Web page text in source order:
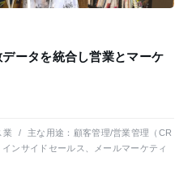
ータを統合し営業とマーケ
業 / 主な用途：
顧客管理/営業管理（CR
ンサイドセールス、メールマーケティ